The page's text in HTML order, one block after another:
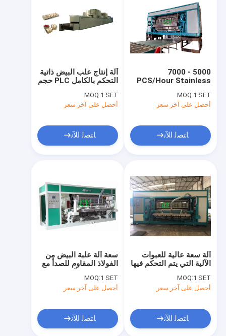
آلة إنتاج علب البيض ذاتية
التحكم بالكامل PLC حجم
MOQ:1 SET
أحصل على آخر سعر
ﺎﺘﺼﻟ ﺍﻶﻧ
5000 - 7000
PCS/Hour Stainless
Pulp Automatic Egg
Tray Making Machine
MOQ:1 SET
أحصل على آخر سعر
ﺎﺘﺼﻟ ﺍﻶﻧ
سعة آلة علبة البيض من
الفولاذ المقاوم للصدأ مع
MOQ:1 SET
أحصل على آخر سعر
ﺎﺘﺼﻟ ﺍﻶﻧ
آلة سعة عالية للعبوات
الآلية التي يتم التحكم فيها
MOQ:1 SET
أحصل على آخر سعر
ﺎﺘﺼﻟ ﺍﻶﻧ